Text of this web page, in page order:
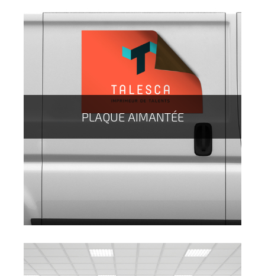
Le présentoir en carton est le produit indispensable qui
mettra en avant vos flyers, brochures ou dépliants dans
PLAQUE AIMANTÉE